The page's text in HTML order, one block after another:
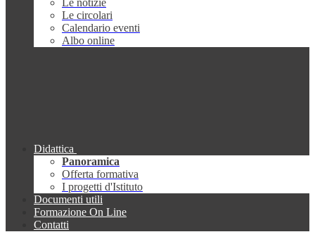
Le notizie
Le circolari
Calendario eventi
Albo online
Didattica
Panoramica
Offerta formativa
I progetti d'Istituto
Documenti utili
Formazione On Line
Contatti